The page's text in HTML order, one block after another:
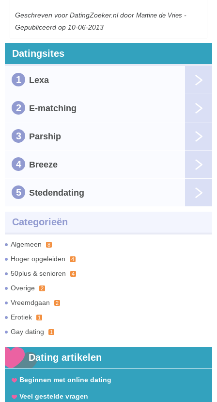
Geschreven voor DatingZoeker.nl door Martine de Vries -
Gepubliceerd op 10-06-2013
Datingsites
1 Lexa
2 E-matching
3 Parship
4 Breeze
5 Stedendating
Categorieën
Algemeen 8
Hoger opgeleiden 4
50plus & senioren 4
Overige 2
Vreemdgaan 2
Erotiek 1
Gay dating 1
Dating artikelen
Beginnen met online dating
Veel gestelde vragen